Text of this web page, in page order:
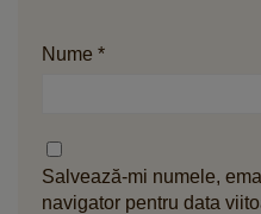
Nume *
Salvează-mi numele,
navigator pentru data